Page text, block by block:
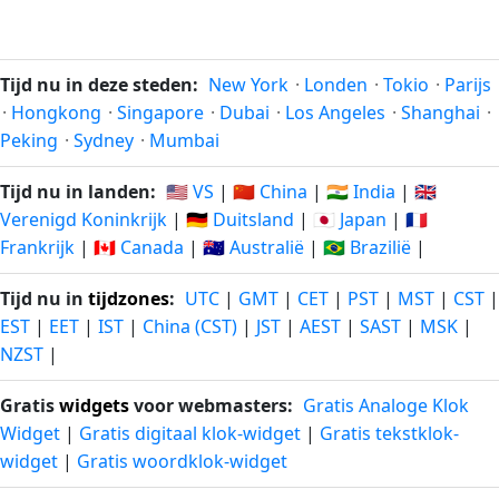
minuten
geleden
05-08-
2026
minuten
vanaf-nu
05-08-
2026
21
minuten
geleden
05-08-
2026
minuten
vanaf-nu
05-08-
2026
22
geleden
05-08-
2026
22
vanaf-nu
05-08-
2026
minuten
geleden
2026
minuten
vanaf-nu
2026
24
minuten
05-08-
24
minuten
Tijd nu in deze steden: New York · Londen · Tokio · Parijs
· Hongkong · Singapore · Dubai · Los Angeles · Shanghai ·
Peking · Sydney · Mumbai
Tijd nu in landen: 🇺🇸 VS | 🇨🇳 China | 🇮🇳 India | 🇬🇧
Verenigd Koninkrijk | 🇩🇪 Duitsland | 🇯🇵 Japan | 🇫🇷
Frankrijk | 🇨🇦 Canada | 🇦🇺 Australië | 🇧🇷 Brazilië |
Tijd nu in tijdzones: UTC | GMT | CET | PST | MST | CST |
EST | EET | IST | China (CST) | JST | AEST | SAST | MSK |
NZST |
Gratiswidgetsvoor webmasters: Gratis Analoge Klok
Widget | Gratis digitaal klok-widget | Gratis tekstklok-
widget | Gratis woordklok-widget